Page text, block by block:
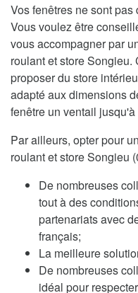
Vos fenêtres ne sont
Vous voulez être
vous accompagner par
roulant et store
proposer du store
adapté aux dimensions
fenêtre un ventail
Par ailleurs, opter pour
roulant et store Songieu
De nombreuses
tout à des
partenariats avec
français;
La meilleure
De nombreuses
idéal pour